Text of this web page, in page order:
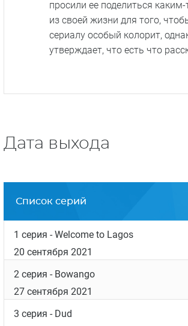
Фолаке мечтает сыграть в
фильме. Так, лента по
Ее главное хобби — музыка.
что она начинающий музыкант
Фолаке рассказывала, что
просили ее поделиться каким-
утверждает, что есть что